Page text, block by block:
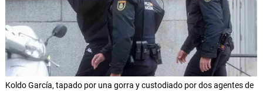
Koldo García, tapado por una gorra y custodiado por dos agentes de